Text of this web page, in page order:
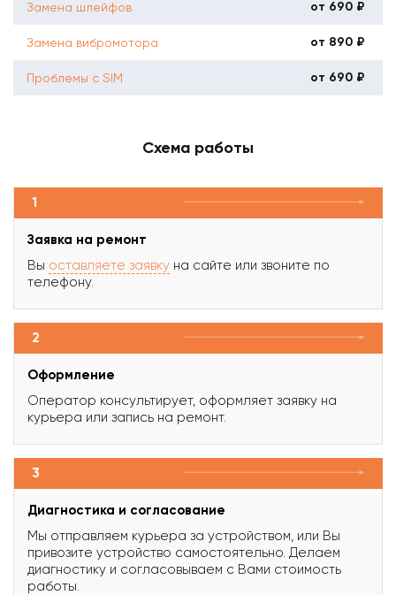
Замена шлейфов от 690 ₽
Замена вибромотора от 890 ₽
Проблемы с SIM от 690 ₽
Схема работы
1
Заявка на ремонт
Вы оставляете заявку на сайте или звоните по
телефону.
2
Оформление
Оператор консультирует, оформляет заявку на
курьера или запись на ремонт.
3
Диагностика и согласование
Мы отправляем курьера за устройством, или Вы
привозите устройство самостоятельно. Делаем
диагностику и согласовываем с Вами стоимость
работы.